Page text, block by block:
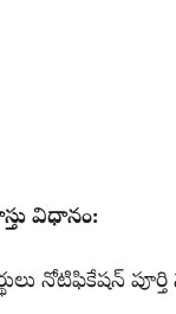
విధానం:
నోటిఫికేషన్